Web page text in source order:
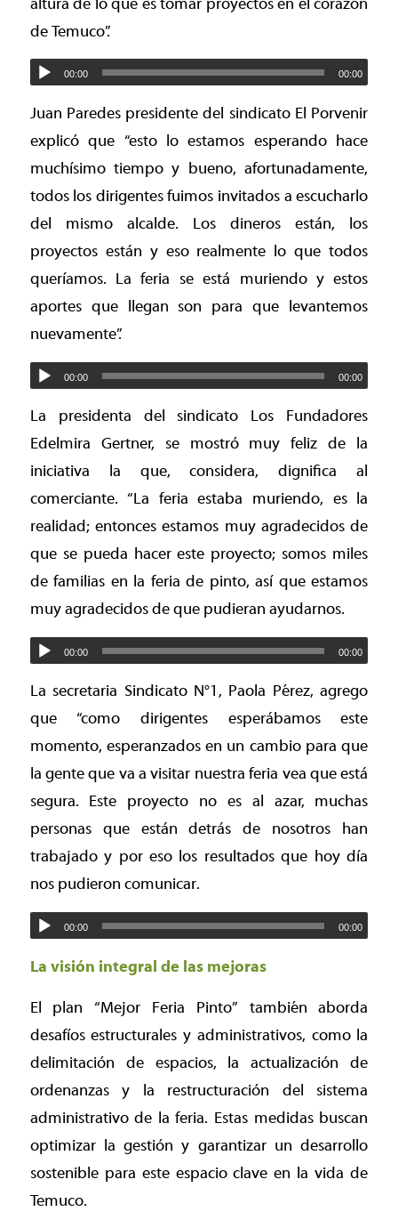
altura de lo que es tomar proyectos en el corazón
de Temuco”.
00:00 00:00
Juan Paredes presidente del sindicato El Porvenir
explicó que “esto lo estamos esperando hace
muchísimo tiempo y bueno, afortunadamente,
todos los dirigentes fuimos invitados a escucharlo
del mismo alcalde. Los dineros están, los
proyectos están y eso realmente lo que todos
queríamos. La feria se está muriendo y estos
aportes que llegan son para que levantemos
nuevamente”.
00:00 00:00
La presidenta del sindicato Los Fundadores
Edelmira Gertner, se mostró muy feliz de la
iniciativa la que, considera, dignifica al
comerciante. “La feria estaba muriendo, es la
realidad; entonces estamos muy agradecidos de
que se pueda hacer este proyecto; somos miles
de familias en la feria de pinto, así que estamos
muy agradecidos de que pudieran ayudarnos.
00:00 00:00
La secretaria Sindicato N°1, Paola Pérez, agrego
que “como dirigentes esperábamos este
momento, esperanzados en un cambio para que
la gente que va a visitar nuestra feria vea que está
segura. Este proyecto no es al azar, muchas
personas que están detrás de nosotros han
trabajado y por eso los resultados que hoy día
nos pudieron comunicar.
00:00 00:00
La visión integral de las mejoras
El plan “Mejor Feria Pinto” también aborda
desafíos estructurales y administrativos, como la
delimitación de espacios, la actualización de
ordenanzas y la restructuración del sistema
administrativo de la feria. Estas medidas buscan
optimizar la gestión y garantizar un desarrollo
sostenible para este espacio clave en la vida de
Temuco.